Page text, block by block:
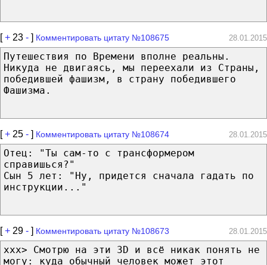
[+ 23 - ] Комментировать цитату №108675 28.01.2015
Путешествия по Времени вполне реальны.
Никуда не двигаясь, мы переехали из Страны,
победившей фашизм, в страну победившего
Фашизма.
[+ 25 - ] Комментировать цитату №108674 28.01.2015
Отец: "Ты сам-то с трансформером
справишься?"
Сын 5 лет: "Ну, придется сначала гадать по
инструкции..."
[+ 29 - ] Комментировать цитату №108673 28.01.2015
xxx> Смотрю на эти 3D и всё никак понять не
могу: куда обычный человек может этот